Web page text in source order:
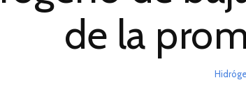
de la